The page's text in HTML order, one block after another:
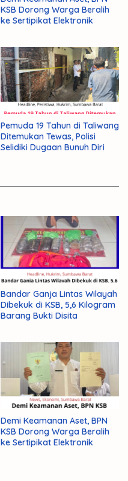
KSB Dorong Warga Beralih
ke Sertipikat Elektronik
Pemuda 19 Tahun di Taliwang
Ditemukan Tewas, Polisi
Selidiki Dugaan Bunuh Diri
Bandar Ganja Lintas Wilayah
Dibekuk di KSB, 5,6 Kilogram
Barang Bukti Disita
Demi Keamanan Aset, BPN
KSB Dorong Warga Beralih
ke Sertipikat Elektronik